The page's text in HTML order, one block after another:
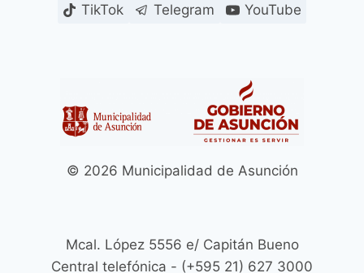
TikTok
Telegram YouTube
© 2026 Municipalidad de Asunción
Mcal. López 5556 e/ Capitán Bueno
Central telefónica - (+595 21) 627 3000